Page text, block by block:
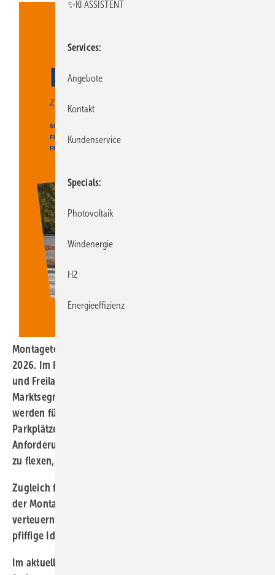
Montagetechnik
2026. Im Fokus stehen Unterkonstruktionen für Dächer
und Freiland. Denn die Nachfrage steigt, in allen
Marktsegmenten. Auch bislang unerschlossene Flächen
werden für Solarmodule interessant, beispielsweise
Parkplätze. Bei der Dachmontage wachsen die
Anforderungen, um Schäden zu vermeiden. Dachziegel
zu flexen, gehört der Vergangenheit an.
Zugleich fordern steigende Energiepreise die Anbieter
der Montagetechnik heraus. Aluminium und Stahl
verteuern sich. Das erfordert schlanke Lösungen und
pfiffige Ideen, um im harten Wettbewerb zu bestehen.
Im aktuellen Spezial werden neue Lösungen für den
✨KI ASSISTENT
Services
Angebote
Kontakt
Kundenservice
Specials
Photovoltaik
Windenergie
H2
Energieeffizienz